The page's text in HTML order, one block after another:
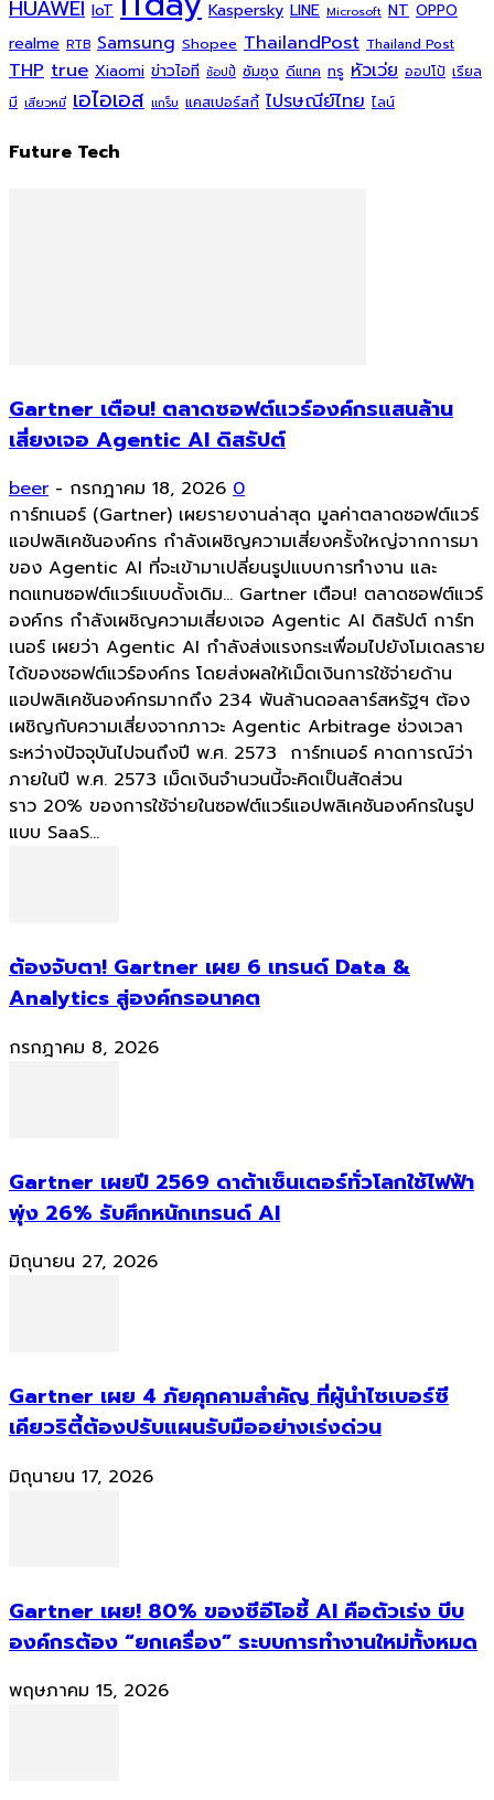
HUAWEI IoT Kaspersky LINE Microsoft NT OPPO
realme RTB Samsung Shopee ThailandPost Thailand Post
THP true Xiaomi ข่าวไอที ช้อปปี้ ซัมซุง ดีแทค ทรู หัวเว่ย ออปโป้ เรียล
มี เสียวหมี่ เอไอเอส แกร็บ แคสเปอร์สกี้ ไปรษณีย์ไทย ไลน์
Future Tech
Gartner เตือน! ตลาดซอฟต์แวร์องค์กรแสนล้าน
เสี่ยงเจอ Agentic AI ดิสรัปต์
beer - กรกฎาคม 18, 2026 0
การ์ทเนอร์ (Gartner) เผยรายงานล่าสุด มูลค่าตลาดซอฟต์แวร์
แอปพลิเคชันองค์กร กำลังเผชิญความเสี่ยงครั้งใหญ่จากการมา
ของ Agentic AI ที่จะเข้ามาเปลี่ยนรูปแบบการทำงาน และ
ทดแทนซอฟต์แวร์แบบดั้งเดิม... Gartner เตือน! ตลาดซอฟต์แวร์
องค์กร กำลังเผชิญความเสี่ยงเจอ Agentic AI ดิสรัปต์ การ์ท
เนอร์ เผยว่า Agentic AI กำลังส่งแรงกระเพื่อมไปยังโมเดลราย
ได้ของซอฟต์แวร์องค์กร โดยส่งผลให้เม็ดเงินการใช้จ่ายด้าน
แอปพลิเคชันองค์กรมากถึง 234 พันล้านดอลลาร์สหรัฐฯ ต้อง
เผชิญกับความเสี่ยงจากภาวะ Agentic Arbitrage ช่วงเวลา
ระหว่างปัจจุบันไปจนถึงปี พ.ศ. 2573 การ์ทเนอร์ คาดการณ์ว่า
ภายในปี พ.ศ. 2573 เม็ดเงินจำนวนนี้จะคิดเป็นสัดส่วน
ราว 20% ของการใช้จ่ายในซอฟต์แวร์แอปพลิเคชันองค์กรในรูป
แบบ SaaS...
ต้องจับตา! Gartner เผย 6 เทรนด์ Data &
Analytics สู่องค์กรอนาคต
กรกฎาคม 8, 2026
Gartner เผยปี 2569 ดาต้าเซ็นเตอร์ทั่วโลกใช้ไฟฟ้า
พุ่ง 26% รับศึกหนักเทรนด์ AI
มิถุนายน 27, 2026
Gartner เผย 4 ภัยคุกคามสำคัญ ที่ผู้นำไซเบอร์ซี
เคียวริตี้ต้องปรับแผนรับมืออย่างเร่งด่วน
มิถุนายน 17, 2026
Gartner เผย! 80% ของซีอีโอชี้ AI คือตัวเร่ง บีบ
องค์กรต้อง “ยกเครื่อง” ระบบการทำงานใหม่ทั้งหมด
พฤษภาคม 15, 2026